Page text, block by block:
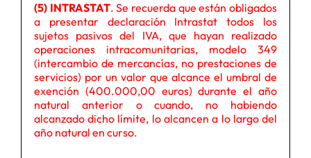
(5) INTRASTAT. Se recuerda que están obligados
a presentar declaración Intrastat todos los
sujetos pasivos del IVA, que hayan realizado
operaciones intracomunitarias, modelo 349
(intercambio de mercancías, no prestaciones de
servicios) por un valor que alcance el umbral de
exención (400.000,00 euros) durante el año
natural anterior o cuando, no habiendo
alcanzado dicho límite, lo alcancen a lo largo del
año natural en curso.